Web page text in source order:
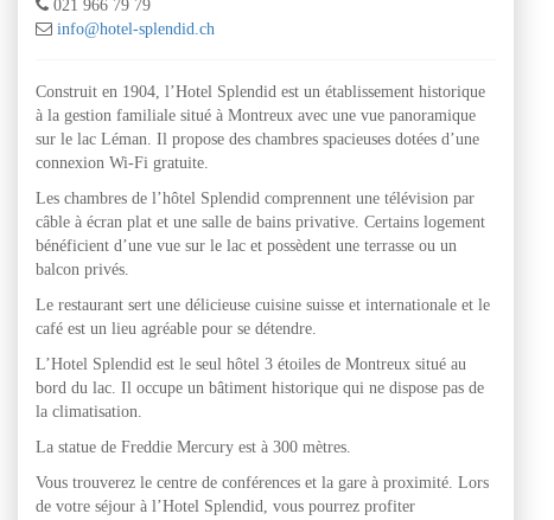
021 966 79 79
info@hotel-splendid.ch
Construit en 1904, l’Hotel Splendid est un établissement historique
à la gestion familiale situé à Montreux avec une vue panoramique
sur le lac Léman. Il propose des chambres spacieuses dotées d’une
connexion Wi-Fi gratuite.
Les chambres de l’hôtel Splendid comprennent une télévision par
câble à écran plat et une salle de bains privative. Certains logement
bénéficient d’une vue sur le lac et possèdent une terrasse ou un
balcon privés.
Le restaurant sert une délicieuse cuisine suisse et internationale et le
café est un lieu agréable pour se détendre.
L’Hotel Splendid est le seul hôtel 3 étoiles de Montreux situé au
bord du lac. Il occupe un bâtiment historique qui ne dispose pas de
la climatisation.
La statue de Freddie Mercury est à 300 mètres.
Vous trouverez le centre de conférences et la gare à proximité. Lors
de votre séjour à l’Hotel Splendid, vous pourrez profiter